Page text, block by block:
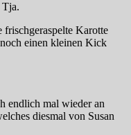
Karotte
einen kleinen Kick
endlich mal wieder an
diesmal von Susan